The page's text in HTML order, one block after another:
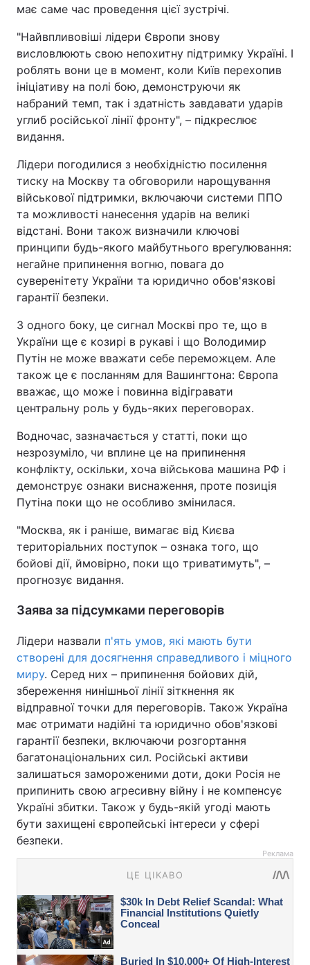
має саме час проведення цієї зустрічі.
"Найвпливовіші лідери Європи знову
висловлюють свою непохитну підтримку Україні. І
роблять вони це в момент, коли Київ перехопив
ініціативу на полі бою, демонструючи як
набраний темп, так і здатність завдавати ударів
углиб російської лінії фронту", – підкреслює
видання.
Лідери погодилися з необхідністю посилення
тиску на Москву та обговорили нарощування
військової підтримки, включаючи системи ППО
та можливості нанесення ударів на великі
відстані. Вони також визначили ключові
принципи будь-якого майбутнього врегулювання:
негайне припинення вогню, повага до
суверенітету України та юридично обов'язкові
гарантії безпеки.
З одного боку, це сигнал Москві про те, що в
України ще є козирі в рукаві і що Володимир
Путін не може вважати себе переможцем. Але
також це є посланням для Вашингтона: Європа
вважає, що може і повинна відігравати
центральну роль у будь-яких переговорах.
Водночас, зазначається у статті, поки що
незрозуміло, чи вплине це на припинення
конфлікту, оскільки, хоча військова машина РФ і
демонструє ознаки виснаження, проте позиція
Путіна поки що не особливо змінилася.
"Москва, як і раніше, вимагає від Києва
територіальних поступок – ознака того, що
бойові дії, ймовірно, поки що триватимуть", –
прогнозує видання.
Заява за підсумками переговорів
Лідери назвали п'ять умов, які мають бути
створені для досягнення справедливого і міцного
миру. Серед них – припинення бойових дій,
збереження нинішньої лінії зіткнення як
відправної точки для переговорів. Також Україна
має отримати надійні та юридично обов'язкові
гарантії безпеки, включаючи розгортання
багатонаціональних сил. Російські активи
залишаться замороженими доти, доки Росія не
припинить свою агресивну війну і не компенсує
Україні збитки. Також у будь-якій угоді мають
бути захищені європейські інтереси у сфері
безпеки.
Реклама